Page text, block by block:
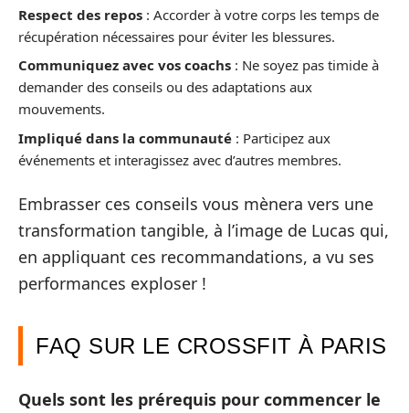
Respect des repos : Accorder à votre corps les temps de
récupération nécessaires pour éviter les blessures.
Communiquez avec vos coachs : Ne soyez pas timide à
demander des conseils ou des adaptations aux
mouvements.
Impliqué dans la communauté : Participez aux
événements et interagissez avec d’autres membres.
Embrasser ces conseils vous mènera vers une
transformation tangible, à l’image de Lucas qui,
en appliquant ces recommandations, a vu ses
performances exploser !
FAQ SUR LE CROSSFIT À PARIS
Quels sont les prérequis pour commencer le